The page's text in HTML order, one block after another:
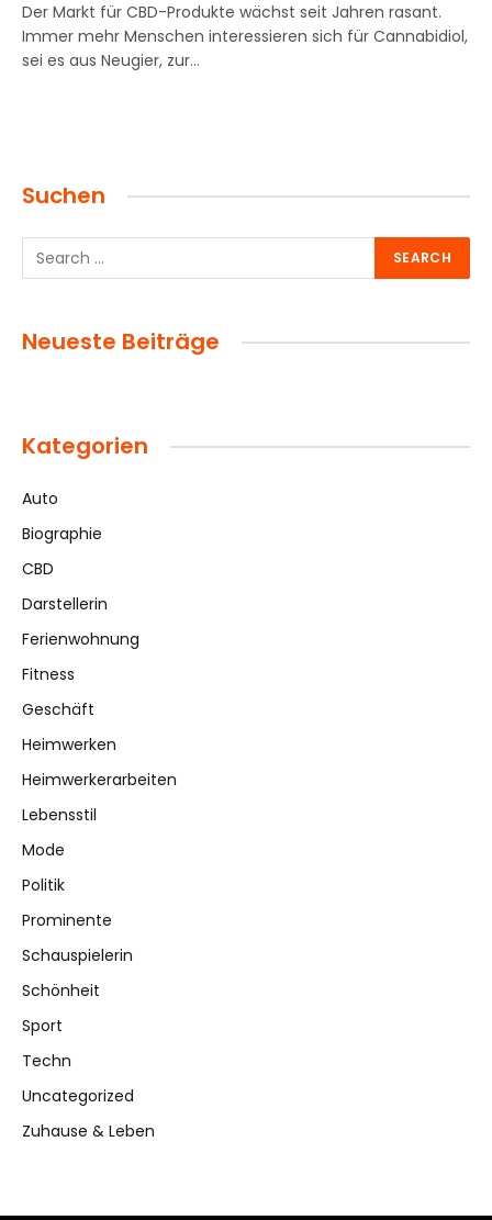
Der Markt für CBD-Produkte wächst seit Jahren rasant.
Immer mehr Menschen interessieren sich für Cannabidiol,
sei es aus Neugier, zur…
Suchen
Neueste Beiträge
Kategorien
Auto
Biographie
CBD
Darstellerin
Ferienwohnung
Fitness
Geschäft
Heimwerken
Heimwerkerarbeiten
Lebensstil
Mode
Politik
Prominente
Schauspielerin
Schönheit
Sport
Techn
Uncategorized
Zuhause & Leben